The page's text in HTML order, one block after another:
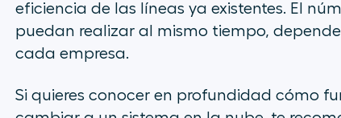
eficiencia de las líneas ya existentes. El
puedan realizar al mismo tiempo,
cada empresa.
Si quieres conocer en profundidad cómo